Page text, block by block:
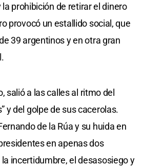
prohibición de retirar el dinero
provocó un estallido social, que
39 argentinos y en otra gran
salió a las calles al ritmo del
y del golpe de sus cacerolas.
de la Rúa y su huida en
en apenas dos
incertidumbre, el desasosiego y